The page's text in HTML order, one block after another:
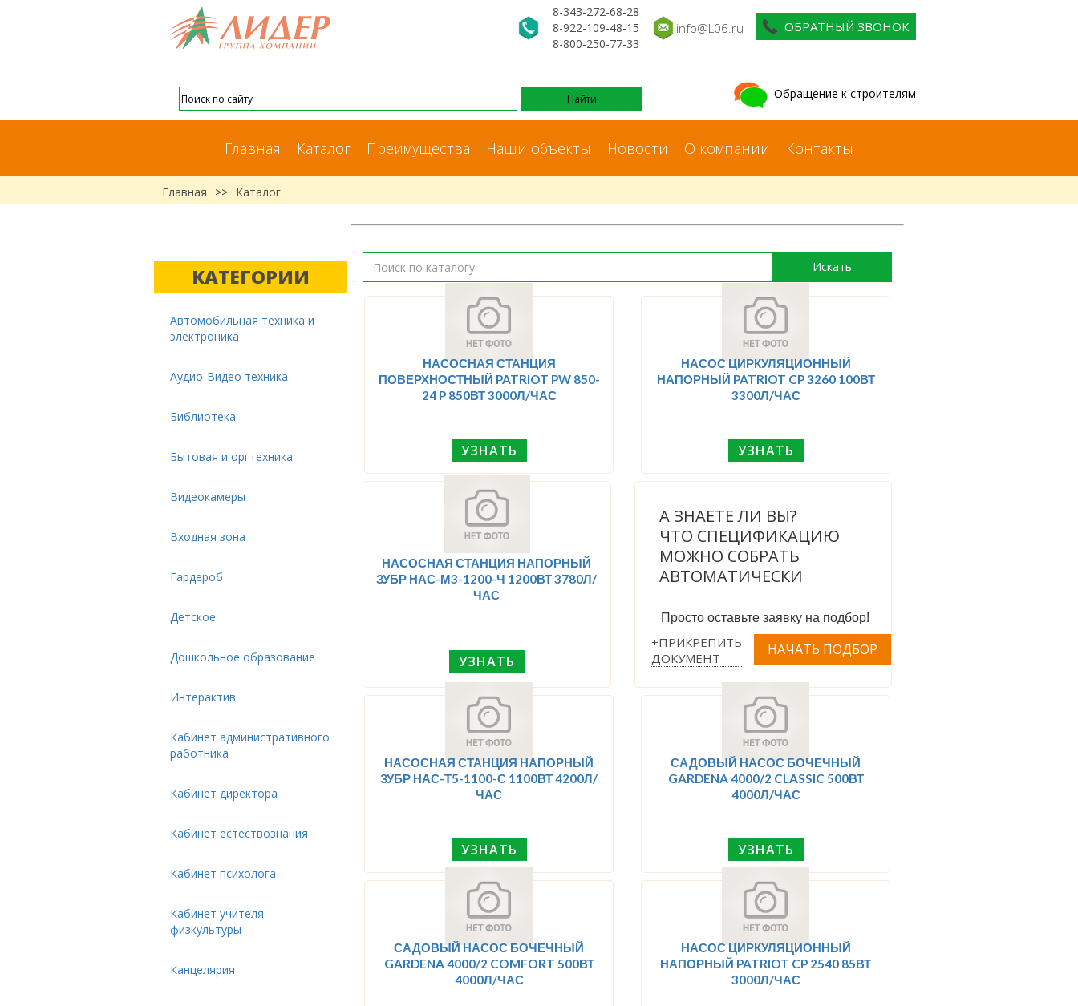
8-343-272-68-28
8-922-109-48-15
8-800-250-77-33
info@L06.ru ОБРАТНЫЙ ЗВОНОК
Обращение к строителям
Главная Каталог Преимущества Наши объекты Новости О компании Контакты
Главная >> Каталог
КАТЕГОРИИ
Автомобильная техника и
электроника
Аудио-Видео техника
Библиотека
Бытовая и оргтехника
Видеокамеры
Входная зона
Гардероб
Детское
Дошкольное образование
Интерактив
Кабинет административного
работника
Кабинет директора
Кабинет естествознания
Кабинет психолога
Кабинет учителя
физкультуры
Канцелярия
НАСОСНАЯ СТАНЦИЯ
ПОВЕРХНОСТНЫЙ PATRIOT PW 850-
24 P 850ВТ 3000Л/ЧАС
УЗНАТЬ
НАСОС ЦИРКУЛЯЦИОННЫЙ
НАПОРНЫЙ PATRIOT CP 3260 100ВТ
3300Л/ЧАС
УЗНАТЬ
НАСОСНАЯ СТАНЦИЯ НАПОРНЫЙ
ЗУБР НАС-М3-1200-Ч 1200ВТ 3780Л/
ЧАС
УЗНАТЬ
А ЗНАЕТЕ ЛИ ВЫ?
ЧТО СПЕЦИФИКАЦИЮ
МОЖНО СОБРАТЬ
АВТОМАТИЧЕСКИ
Просто оставьте заявку на подбор!
+ПРИКРЕПИТЬ
ДОКУМЕНТ
НАСОСНАЯ СТАНЦИЯ НАПОРНЫЙ
ЗУБР НАС-Т5-1100-С 1100ВТ 4200Л/
ЧАС
УЗНАТЬ
САДОВЫЙ НАСОС БОЧЕЧНЫЙ
GARDENA 4000/2 CLASSIC 500ВТ
4000Л/ЧАС
УЗНАТЬ
САДОВЫЙ НАСОС БОЧЕЧНЫЙ
GARDENA 4000/2 COMFORT 500ВТ
4000Л/ЧАС
НАСОС ЦИРКУЛЯЦИОННЫЙ
НАПОРНЫЙ PATRIOT CP 2540 85ВТ
3000Л/ЧАС